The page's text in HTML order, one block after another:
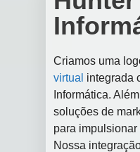
Criamos uma
virtual integrada
Informática.
soluções de
para
Nossa